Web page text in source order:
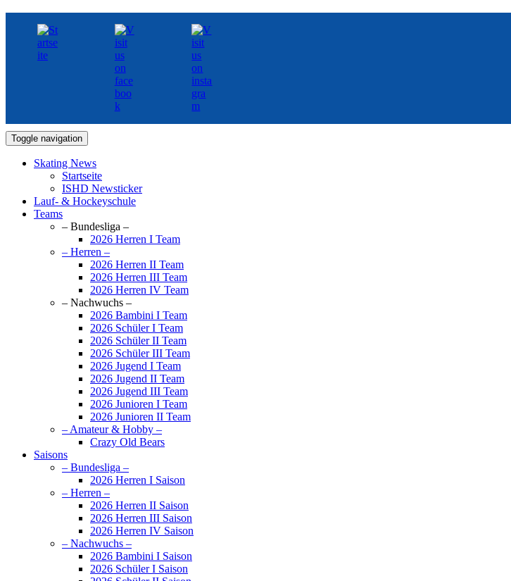
Toggle navigation
Skating News
Startseite
ISHD Newsticker
Lauf- & Hockeyschule
Teams
– Bundesliga –
2026 Herren I Team
– Herren –
2026 Herren II Team
2026 Herren III Team
2026 Herren IV Team
– Nachwuchs –
2026 Bambini I Team
2026 Schüler I Team
2026 Schüler II Team
2026 Schüler III Team
2026 Jugend I Team
2026 Jugend II Team
2026 Jugend III Team
2026 Junioren I Team
2026 Junioren II Team
– Amateur & Hobby –
Crazy Old Bears
Saisons
– Bundesliga –
2026 Herren I Saison
– Herren –
2026 Herren II Saison
2026 Herren III Saison
2026 Herren IV Saison
– Nachwuchs –
2026 Bambini I Saison
2026 Schüler I Saison